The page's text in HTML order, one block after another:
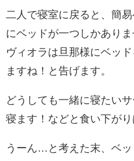
二人で寝室に戻ると、簡
にベッドが一つしかありま
ヴィオラは旦那様にベッ
ますね！と告げます。
どうしても一緒に寝たい
寝ます！などと食い下がり
うーん…と考えた末、ベ